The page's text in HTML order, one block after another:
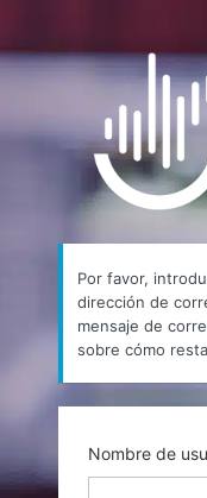
Contraseña
perdida
Por favor,
dirección de
mensaje de
sobre cómo
Nombre de